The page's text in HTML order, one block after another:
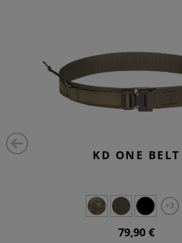
KD ONE BELT
+3
79,90 €